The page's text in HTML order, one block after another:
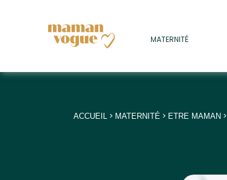
MATERNITÉ
+
+
ACCUEIL> MATERNITÉ> ETRE MAMAN>